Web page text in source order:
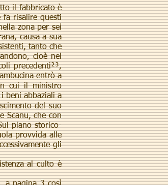
il fabbricato è
fa risalire questi
zona per sei
causa a sua
tanto che
cioè nel
precedenti²³,
entrò a
cui il ministro
beni abbaziali a
del suo
Scanu, che con
piano storico-
provvida alle
gli
al culto è